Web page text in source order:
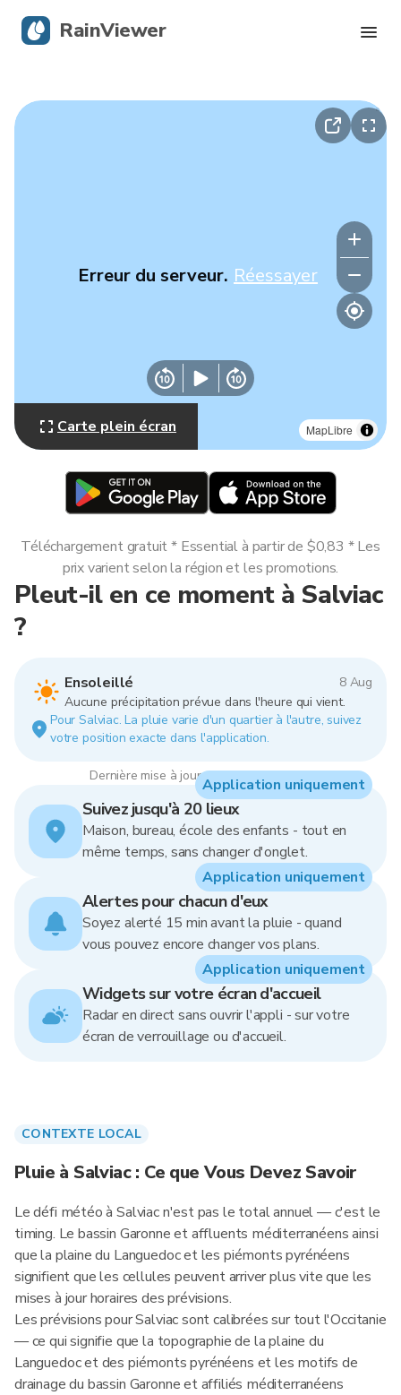
MapLibre
Erreur du serveur. Réessayer
Carte plein écran
Pleut-il en ce moment à Salviac
?
Ensoleillé
8 Aug
Aucune précipitation prévue dans l'heure qui vient.
Pour Salviac. La pluie varie d'un quartier à l'autre, suivez
votre position exacte dans l'application.
Dernière mise à jour : 15:00, 8 Aug 2026
Téléchargement gratuit * Essential à partir de $0,83 * Les
prix varient selon la région et les promotions.
Suivez jusqu'à 20 lieux
Maison, bureau, école des enfants - tout en
même temps, sans changer d'onglet.
Application uniquement
Alertes pour chacun d'eux
Soyez alerté 15 min avant la pluie - quand
vous pouvez encore changer vos plans.
Application uniquement
Widgets sur votre écran d'accueil
Radar en direct sans ouvrir l'appli - sur votre
écran de verrouillage ou d'accueil.
Application uniquement
CONTEXTE LOCAL
Pluie à Salviac : Ce que Vous Devez Savoir
Le défi météo à Salviac n'est pas le total annuel — c'est le
timing. Le bassin Garonne et affluents méditerranéens ainsi
que la plaine du Languedoc et les piémonts pyrénéens
signifient que les cellules peuvent arriver plus vite que les
mises à jour horaires des prévisions.
Les prévisions pour Salviac sont calibrées sur tout l'Occitanie
— ce qui signifie que la topographie de la plaine du
Languedoc et des piémonts pyrénéens et les motifs de
drainage du bassin Garonne et affiliés méditerranéens
RainViewer